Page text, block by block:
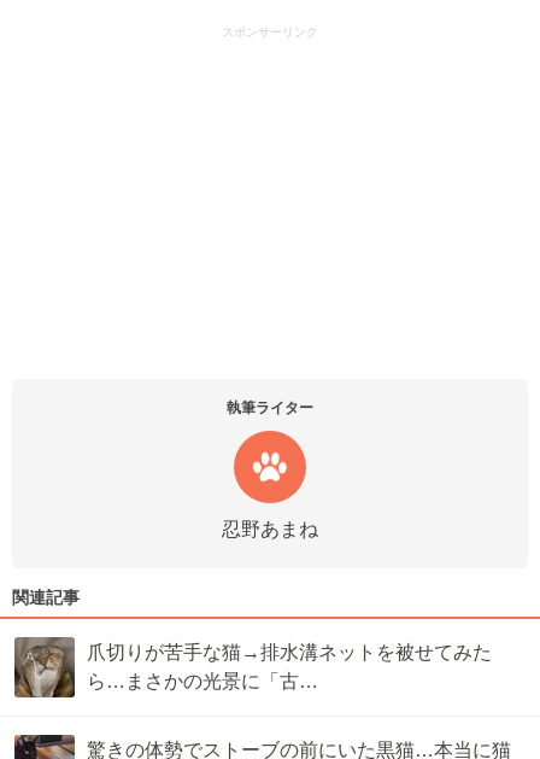
スポンサーリンク
執筆ライター
忍野あまね
関連記事
爪切りが苦手な猫→排水溝ネットを被せてみた
ら…まさかの光景に「古…
驚きの体勢でストーブの前にいた黒猫…本当に猫